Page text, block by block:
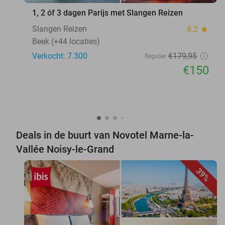
1, 2 óf 3 dagen Parijs met Slangen Reizen
Slangen Reizen
8.2 star
Beek (+44 locaties)
Verkocht: 7.300
Regulier €179,95
€150
Deals in de buurt van Novotel Marne-la-
Vallée Noisy-le-Grand
39%